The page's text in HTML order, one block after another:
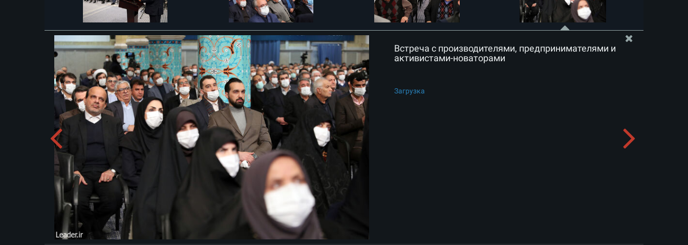
Встреча с производителями, предпринимателями и
активистами-новаторами
Загрузка